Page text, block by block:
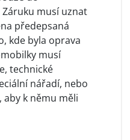
musí uznat
předepsaná
kde byla oprava
musí
technické
nářadí, nebo
aby k němu měli